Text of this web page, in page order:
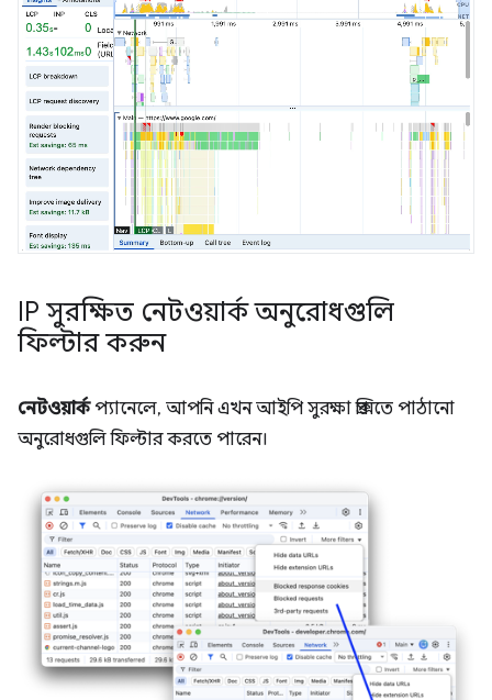
IP সুরক্ষিত নেটওয়ার্ক অনুরোধগুলি
ফিল্টার করুন
নেটওয়ার্কপ্যানেলে, আপনি এখন আইপি সুরক্ষা প্রক্সিতে পাঠানো
অনুরোধগুলি ফিল্টার করতে পারেন।